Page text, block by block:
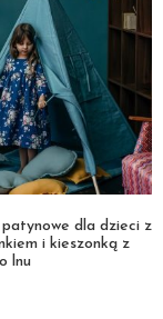
dla dzieci z
i kieszonką z
lnu